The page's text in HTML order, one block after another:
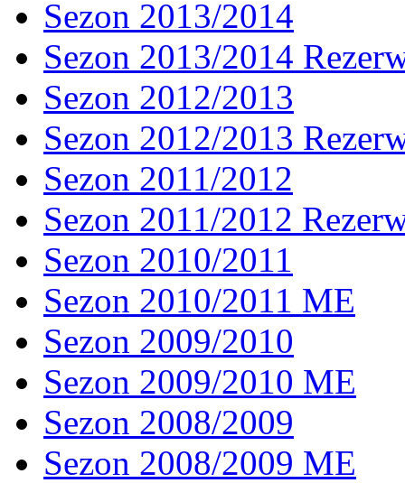
Sezon 2013/2014
Sezon 2013/2014
Sezon 2012/2013
Sezon 2012/2013
Sezon 2011/2012
Sezon 2011/2012
Sezon 2010/2011
Sezon 2010/2011 ME
Sezon 2009/2010
Sezon 2009/2010 ME
Sezon 2008/2009
Sezon 2008/2009 ME